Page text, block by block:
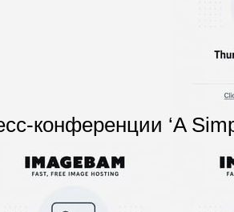
конференции ‘A